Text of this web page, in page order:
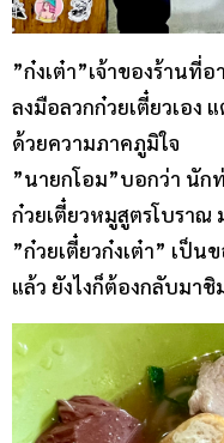
”ก๋งเต๋า”เจ้าของร้านที่
ลงมือลวกก๋วยเตี๋ยวเอง
ด้วยความภาคภูมิใจ
”นายกโอม”บอกว่า นั
ก๋วยเตี๋ยวหมูสูตรโบราณ
”ก๋วยเตี๋ยวก๋งเต๋า” เป็
แล้ว ยังไงก็ต้องกลับมาชิ